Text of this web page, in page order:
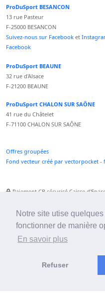
Notre site utise
fonctionner de manière
En savoir plus
Refuser
ProDuSport BESANCON
13 rue Pasteur
F-25000 BESANCON
Suivez-nous sur Facebook et
Facebook
ProDuSport BEAUNE
32 rue d'Alsace
F-21200 BEAUNE
ProDuSport CHALON SUR SAÔNE
41 rue du Châtelet
F-71100 CHALON SUR SAÔNE
Offres groupées
Fond vecteur créé par vectorpocket -
Paiement CB sécurisé Caisse
Paiement Paypal accepté